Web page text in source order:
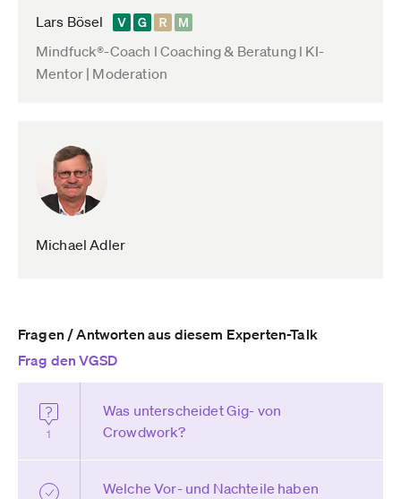
Lars Bösel
Mindfuck®-Coach l Coaching & Beratung l KI-
Mentor | Moderation
Michael Adler
Fragen / Antworten aus diesem Experten-Talk
Frag den VGSD
1
Was unterscheidet Gig- von
Crowdwork?
Welche Vor- und Nachteile haben